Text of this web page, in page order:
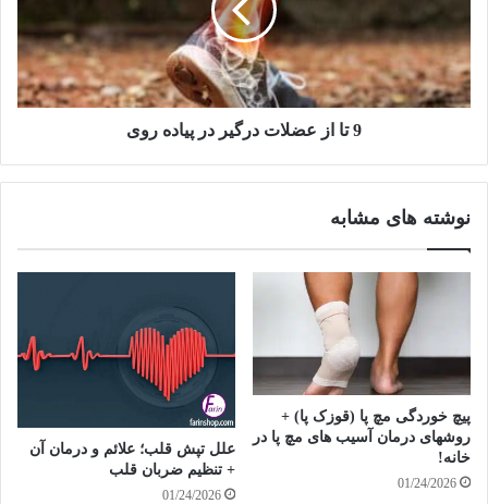
در
پیاده
روی
9 تا از عضلات درگیر در پیاده روی
نوشته های مشابه
پیچ خوردگی مچ پا (قوزک پا) +
روشهای درمان آسیب های مچ پا در
خانه!
01/24/2026
علل تپش قلب؛ علائم و درمان آن
+ تنظیم ضربان قلب
01/24/2026